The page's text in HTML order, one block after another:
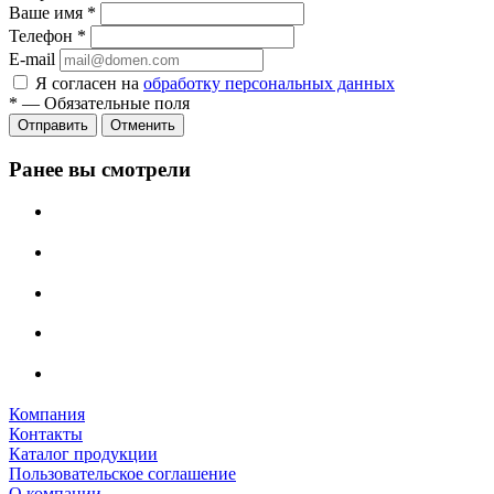
Ваше имя *
Телефон *
E-mail
Я согласен на обработку персональных данных
* — Обязательные поля
Отменить
Ранее вы смотрели
Компания
Контакты
Каталог продукции
Пользовательское соглашение